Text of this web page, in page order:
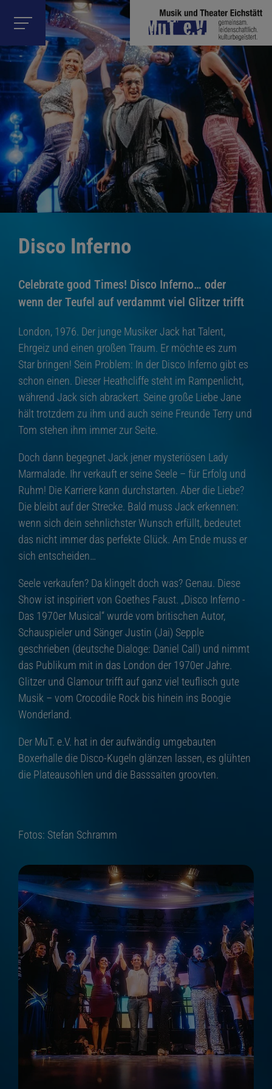
Disco Inferno
Celebrate good Times! Disco Inferno… oder
wenn der Teufel auf verdammt viel Glitzer trifft
London, 1976. Der junge Musiker Jack hat Talent,
Ehrgeiz und einen großen Traum. Er möchte es zum
Star bringen! Sein Problem: In der Disco Inferno gibt es
schon einen. Dieser Heathcliffe steht im Rampenlicht,
während Jack sich abrackert. Seine große Liebe Jane
hält trotzdem zu ihm und auch seine Freunde Terry und
Tom stehen ihm immer zur Seite.
Doch dann begegnet Jack jener mysteriösen Lady
Marmalade. Ihr verkauft er seine Seele – für Erfolg und
Ruhm! Die Karriere kann durchstarten. Aber die Liebe?
Die bleibt auf der Strecke. Bald muss Jack erkennen:
wenn sich dein sehnlichster Wunsch erfüllt, bedeutet
das nicht immer das perfekte Glück. Am Ende muss er
sich entscheiden…
Seele verkaufen? Da klingelt doch was? Genau. Diese
Show ist inspiriert von Goethes Faust. „Disco Inferno -
Das 1970er Musical“ wurde vom britischen Autor,
Schauspieler und Sänger Justin (Jai) Sepple
geschrieben (deutsche Dialoge: Daniel Call) und nimmt
das Publikum mit in das London der 1970er Jahre.
Glitzer und Glamour trifft auf ganz viel teuflisch gute
Musik – vom Crocodile Rock bis hinein ins Boogie
Wonderland.
Der MuT. e.V. hat in der aufwändig umgebauten
Boxerhalle die Disco-Kugeln glänzen lassen, es glühten
die Plateausohlen und die Basssaiten groovten.
Fotos: Stefan Schramm